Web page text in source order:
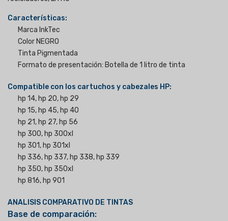
Características:
Marca InkTec
Color NEGRO
Tinta Pigmentada
Formato de presentación: Botella de 1 litro de tinta
Compatible con los cartuchos y cabezales HP:
hp 14, hp 20, hp 29
hp 15, hp 45, hp 40
hp 21, hp 27, hp 56
hp 300, hp 300xl
hp 301, hp 301xl
hp 336, hp 337, hp 338, hp 339
hp 350, hp 350xl
hp 816, hp 901
ANALISIS COMPARATIVO DE TINTAS
Base de comparación: